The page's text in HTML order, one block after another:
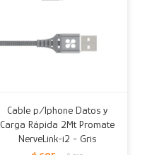
Cable p/Iphone Datos y
Carga Rápida 2Mt Promate
NerveLink-i2 - Gris